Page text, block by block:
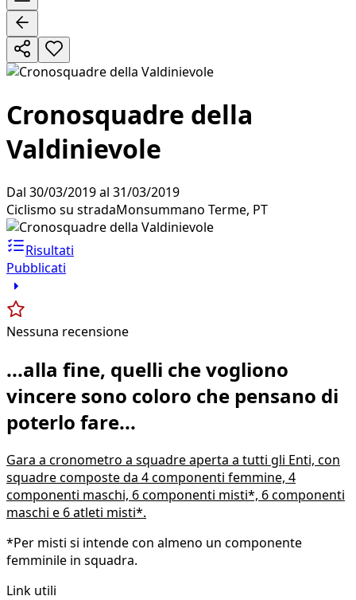
Cronosquadre della
Valdinievole
Dal 30/03/2019 al 31/03/2019
Ciclismo su stradaMonsummano Terme, PT
Risultati
Pubblicati
Nessuna recensione
...alla fine, quelli che vogliono
vincere sono coloro che pensano di
poterlo fare...
Gara a cronometro a squadre aperta a tutti gli Enti, con
squadre composte da 4 componenti femmine, 4
componenti maschi, 6 componenti misti*, 6 componenti
maschi e 6 atleti misti*.
*Per misti si intende con almeno un componente
femminile in squadra.
Link utili